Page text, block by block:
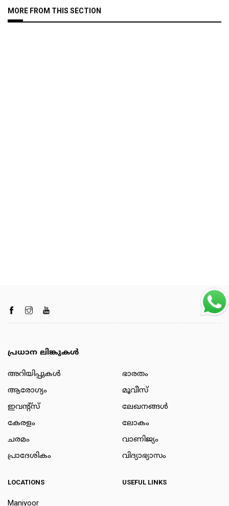
MORE FROM THIS SECTION
പ്രധാന ലിങ്കുകൾ
അറിയിപ്പുകള്‍
ആരോഗ്യം
ഇവന്റ്സ്
കേരളം
ചരമം
പ്രാദേശികം
ഭാരതം
മൂവീസ്
ലേഖനങ്ങള്‍
ലോകം
വാണിജ്യം
വിദ്യാഭ്യാസം
LOCATIONS
Maniyoor
USEFUL LINKS